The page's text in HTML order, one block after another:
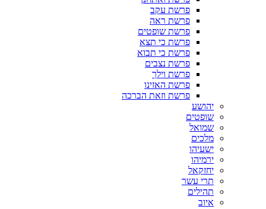
פרשת עקב
פרשת ראה
פרשת שופטים
פרשת כי תצא
פרשת כי תבוא
פרשת נצבים
פרשת וילך
פרשת האזינו
פרשת וזאת הברכה
יהושע
שופטים
שמואל
מלכים
ישעיהו
ירמיהו
יחזקאל
תרי עשר
תהילים
איוב